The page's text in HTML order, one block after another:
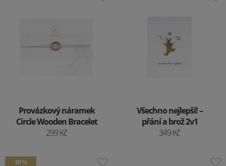
Provázkový náramek
Circle Wooden Bracelet
299 Kč
Všechno nejlepší! –
přání a brož 2v1
349 Kč
30 %